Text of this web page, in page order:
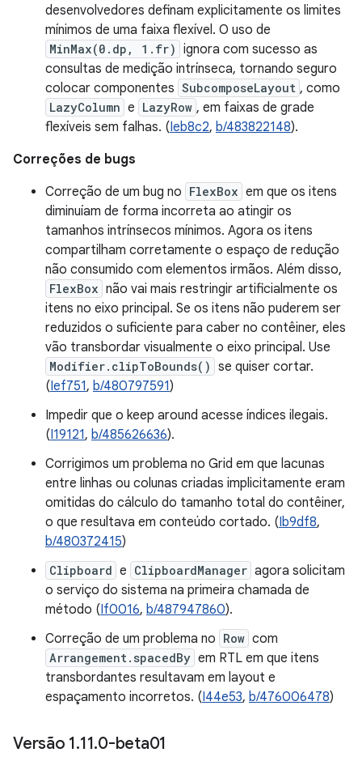
desenvolvedores definam explicitamente os limites
mínimos de uma faixa flexível. O uso de
MinMax(0.dp, 1.fr) ignora com sucesso as
consultas de medição intrínseca, tornando seguro
colocar componentes SubcomposeLayout , como
LazyColumn e LazyRow , em faixas de grade
flexíveis sem falhas. (Ieb8c2, b/483822148).
Correções de bugs
Correção de um bug no FlexBox em que os itens
diminuíam de forma incorreta ao atingir os
tamanhos intrínsecos mínimos. Agora os itens
compartilham corretamente o espaço de redução
não consumido com elementos irmãos. Além disso,
FlexBox não vai mais restringir artificialmente os
itens no eixo principal. Se os itens não puderem ser
reduzidos o suficiente para caber no contêiner, eles
vão transbordar visualmente o eixo principal. Use
Modifier.clipToBounds() se quiser cortar.
(Ief751, b/480797591)
Impedir que o keep around acesse índices ilegais.
(I19121, b/485626636).
Corrigimos um problema no Grid em que lacunas
entre linhas ou colunas criadas implicitamente eram
omitidas do cálculo do tamanho total do contêiner,
o que resultava em conteúdo cortado. (Ib9df8,
b/480372415)
Clipboard e ClipboardManager agora solicitam
o serviço do sistema na primeira chamada de
método (If0016, b/487947860).
Correção de um problema no Row com
Arrangement.spacedBy em RTL em que itens
transbordantes resultavam em layout e
espaçamento incorretos. (I44e53, b/476006478)
Versão 1.11.0-beta01